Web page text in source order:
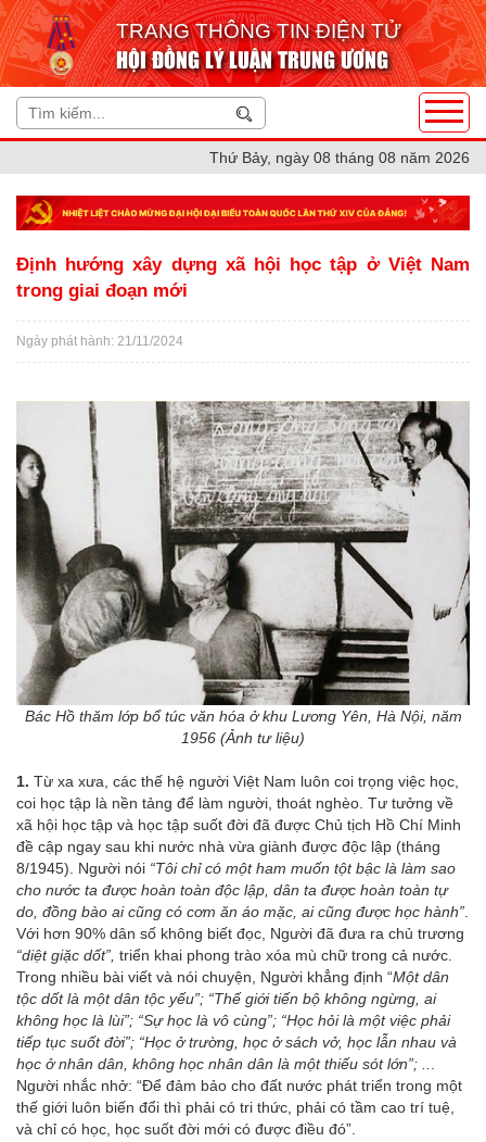
TRANG THÔNG TIN ĐIỆN TỬ
HỘI ĐỒNG LÝ LUẬN TRUNG ƯƠNG
Thứ Bảy, ngày 08 tháng 08 năm 2026
Định hướng xây dựng xã hội học tập ở Việt Nam
trong giai đoạn mới
Ngày phát hành: 21/11/2024
Bác Hồ thăm lớp bổ túc văn hóa ở khu Lương Yên, Hà Nội, năm
1956 (Ảnh tư liệu)
1. Từ xa xưa, các thế hệ người Việt Nam luôn coi trọng việc học,
coi học tập là nền tảng để làm người, thoát nghèo. Tư tưởng về
xã hội học tập và học tập suốt đời đã được Chủ tịch Hồ Chí Minh
đề cập ngay sau khi nước nhà vừa giành được độc lập (tháng
8/1945). Người nói “Tôi chỉ có một ham muốn tột bậc là làm sao
cho nước ta được hoàn toàn độc lập, dân ta được hoàn toàn tự
do, đồng bào ai cũng có cơm ăn áo mặc, ai cũng được học hành”
Với hơn 90% dân số không biết đọc, Người đã đưa ra chủ trương
“diệt giặc dốt”, triển khai phong trào xóa mù chữ trong cả nước.
Trong nhiều bài viết và nói chuyện, Người khẳng định “Một dân
tộc dốt là một dân tộc yếu”; “Thế giới tiến bộ không ngừng, ai
không học là lùi”; “Sự học là vô cùng”; “Học hỏi là một việc phải
tiếp tục suốt đời”; “Học ở trường, học ở sách vở, học lẫn nhau và
học ở nhân dân, không học nhân dân là một thiếu sót lớn”; ..
Người nhắc nhở: “Để đảm bảo cho đất nước phát triển trong một
thế giới luôn biến đổi thì phải có tri thức, phải có tầm cao trí tuệ,
và chỉ có học, học suốt đời mới có được điều đó”.